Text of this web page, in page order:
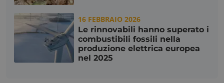
16 FEBBRAIO 2026
Le rinnovabili hanno superato i
combustibili fossili nella
produzione elettrica europea
nel 2025